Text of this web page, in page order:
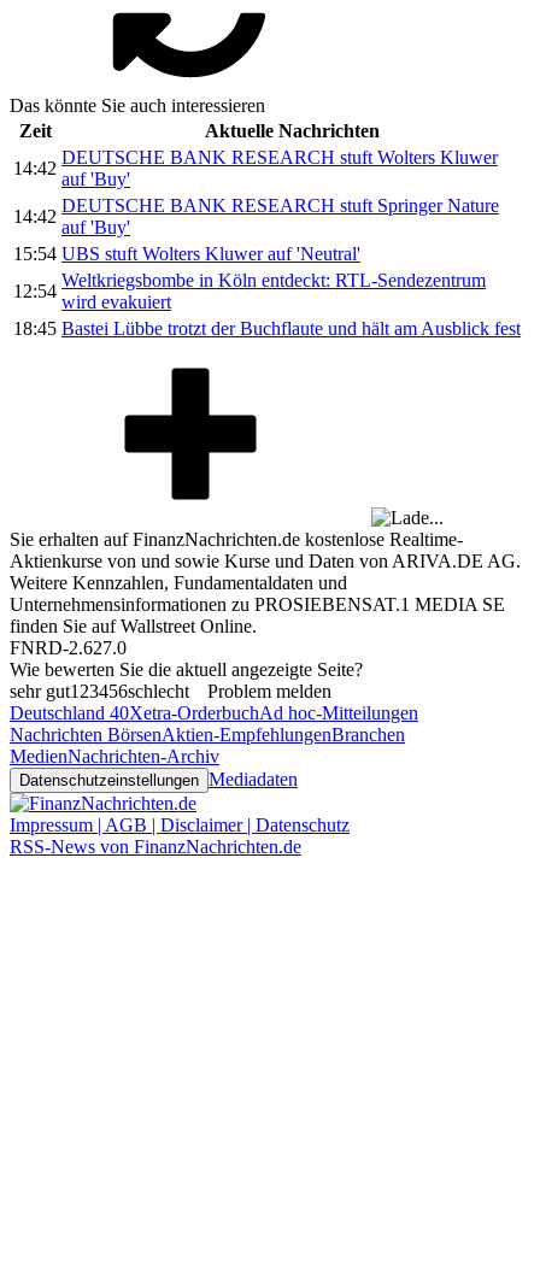
Das könnte Sie auch interessieren
Zeit
Aktuelle Nachrichten
14:42
DEUTSCHE BANK RESEARCH stuft Wolters Kluwer
auf 'Buy'
14:42
DEUTSCHE BANK RESEARCH stuft Springer Nature
auf 'Buy'
15:54 UBS stuft Wolters Kluwer auf 'Neutral'
12:54
Weltkriegsbombe in Köln entdeckt: RTL-Sendezentrum
wird evakuiert
18:45 Bastei Lübbe trotzt der Buchflaute und hält am Ausblick fest
Sie erhalten auf FinanzNachrichten.de kostenlose Realtime-
Aktienkurse von und sowie Kurse und Daten von ARIVA.DE AG.
Weitere Kennzahlen, Fundamentaldaten und
Unternehmensinformationen zu PROSIEBENSAT.1 MEDIA SE
finden Sie aufWallstreet Online.
FNRD-2.627.0
Wie bewerten Sie die aktuell angezeigte Seite?
sehr gut1 23456schlecht
Problem melden
Deutschland 40Xetra-OrderbuchAd hoc-Mitteilungen
Nachrichten BörsenAktien-EmpfehlungenBranchen
MedienNachrichten-Archiv
Datenschutzeinstellungen Mediadaten
Impressum | AGB | Disclaimer | Datenschutz
RSS-News von FinanzNachrichten.de